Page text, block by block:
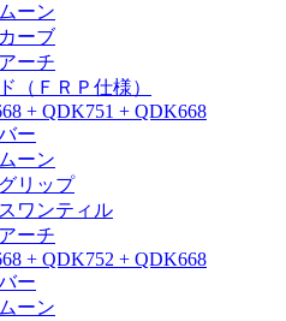
ムーン
カーブ
アーチ
（ＦＲＰ仕様）
+ QDK751 + QDK668
ー
ムーン
グリップ
スワンティル
アーチ
+ QDK752 + QDK668
ー
ムーン